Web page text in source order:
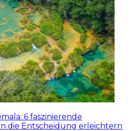
6 faszinierende
die Entscheidung erleichtern